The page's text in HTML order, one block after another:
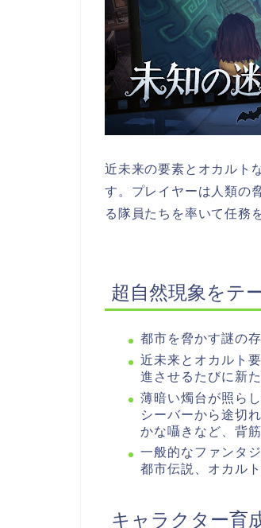
近未来の要素とオカルト
す。プレイヤーは人類の
る隊員たちを率いて任務
超自然現象をテ
都市を脅かす謎の
近未来とオカルト
進させるたびに新
薄暗い燭台が照ら
シーバーから途切
かな囁きなど、背
一般的なファンタ
都市伝説、オカル
キャラクター育